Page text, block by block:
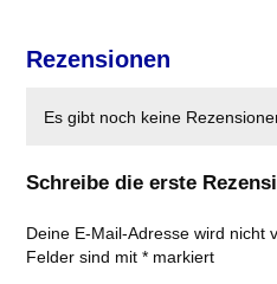
Rezensionen
Es gibt noch keine
Schreibe die erste
Deine E-Mail-Adresse wird nicht
Felder sind mit* markiert